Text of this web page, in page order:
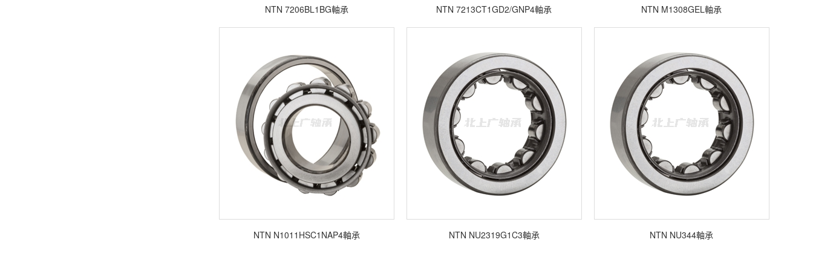
NTN 7206BL1BG軸承 NTN 7213CT1GD2/GNP4軸承 NTN M1308GEL軸承
NTN N1011HSC1NAP4軸承 NTN NU2319G1C3軸承 NTN NU344軸承